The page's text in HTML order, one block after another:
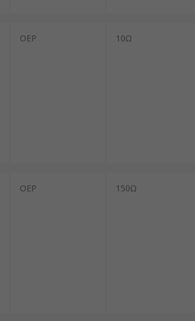
OEP 10Ω
OEP 150Ω